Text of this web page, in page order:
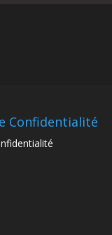
Confidentialité